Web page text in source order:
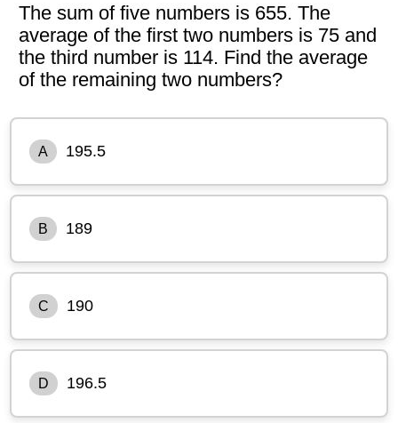
The sum of five numbers is 655. The
average of the first two numbers is 75 and
the third number is 114. Find the average
of the remaining two numbers?
A 195.5
B 189
C 190
D 196.5